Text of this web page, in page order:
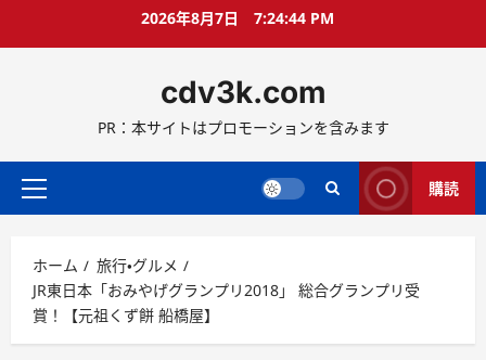
ス
ッ
2026年8月7日 7:24:46 PM
cdv3k.com
PR：本サイトはプロモーションを含みます
メ
メ
ニ
ュ
ー
購読
ホーム
旅行・グルメ
JR東日本「おみやげグランプリ2018」 総合グランプリ受
賞！【元祖くず餅 船橋屋】